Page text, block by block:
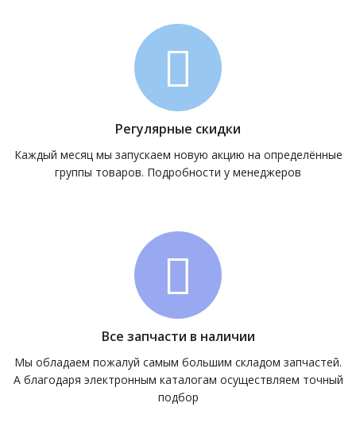
Регулярные скидки
Каждый месяц мы запускаем новую акцию на определённые
группы товаров. Подробности у менеджеров
Все запчасти в наличии
Мы обладаем пожалуй самым большим складом запчастей.
А благодаря электронным каталогам осуществляем точный
подбор